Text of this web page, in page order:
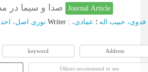
Journal Article
نوری اصل، احد Writer : فدوی، حبیب اله ؛ عمادی،
keyword Address
Others recommend to see